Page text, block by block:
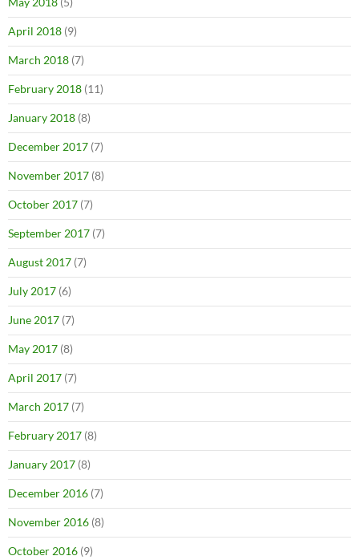
April 2018 (9)
March 2018 (7)
February 2018 (11)
January 2018 (8)
December 2017 (7)
November 2017 (8)
October 2017 (7)
September 2017 (7)
August 2017 (7)
July 2017 (6)
June 2017 (7)
May 2017 (8)
April 2017 (7)
March 2017 (7)
February 2017 (8)
January 2017 (8)
December 2016 (7)
November 2016 (8)
October 2016 (9)